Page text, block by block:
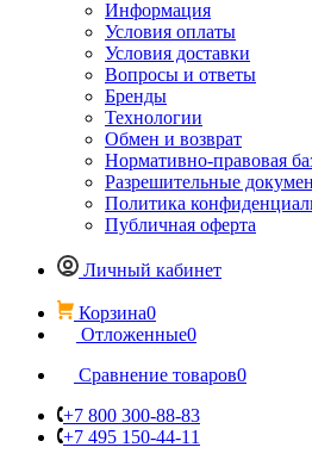
Информация
Условия оплаты
Условия доставки
Вопросы и ответы
Бренды
Технологии
Обмен и возврат
Нормативно-правовая
Разрешительные
Политика
Публичная оферта
Личный кабинет
Корзина0
Отложенные0
Сравнение товаров0
+7 800 300-88-83
+7 495 150-44-11